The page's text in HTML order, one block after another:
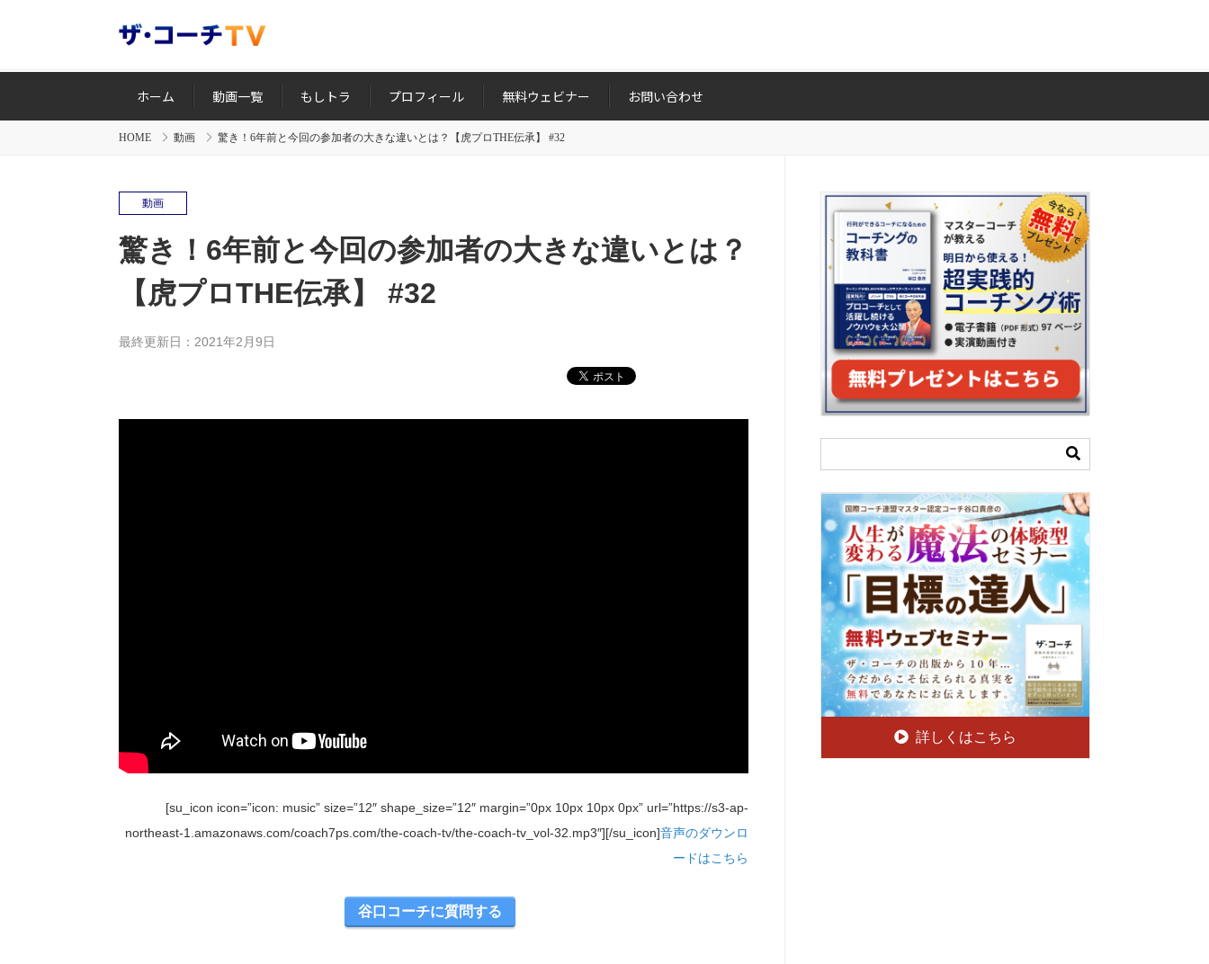
ホーム 動画一覧 もしトラ プロフィール 無料ウェビナー お問い合わせ
HOME 動画 驚き！6年前と今回の参加者の大きな違いとは？【虎プロTHE伝承】 #32
動画
驚き！6年前と今回の参加者の大きな違いとは？
【虎プロTHE伝承】 #32
最終更新日：2021年2月9日
[su_icon icon=”icon: music” size=”12″ shape_size=”12″ margin=”0px 10px 10px 0px” url=”https://s3-ap-
northeast-1.amazonaws.com/coach7ps.com/the-coach-tv/the-coach-tv_vol-32.mp3″][/su_icon]音声のダウンロ
ードはこちら
谷口コーチに質問する
詳しくはこちら